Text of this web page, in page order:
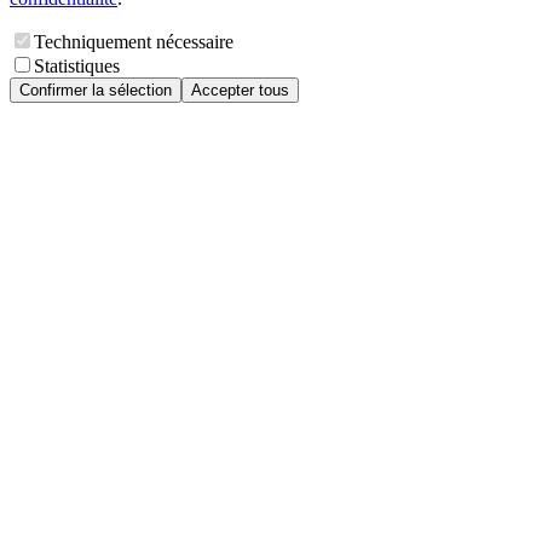
Techniquement nécessaire
Statistiques
Confirmer la sélection Accepter tous